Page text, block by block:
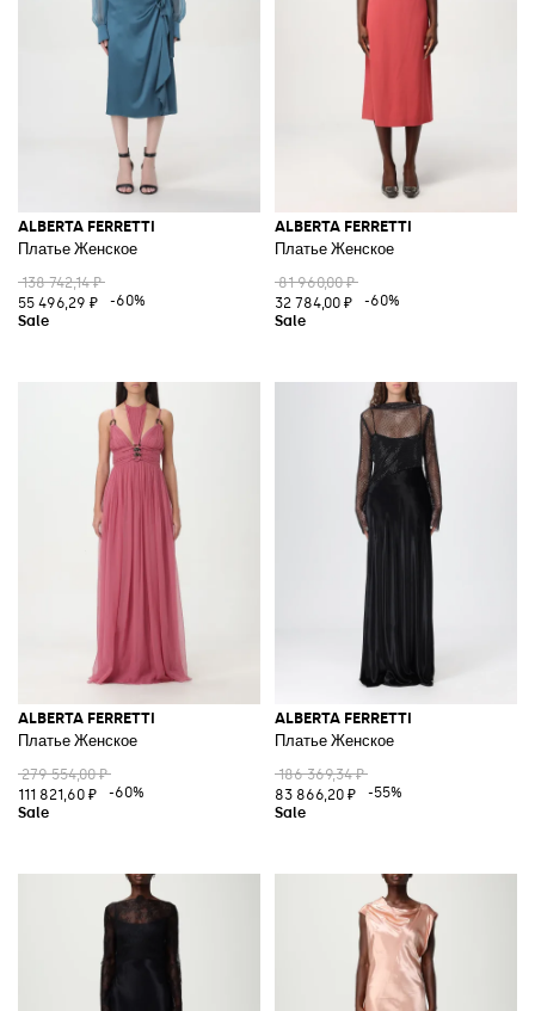
ALBERTA FERRETTI
Платье Женское
138 742,14 ₽
55 496,29 ₽
-60%
ALBERTA FERRETTI
Платье Женское
81 960,00 ₽
32 784,00 ₽
-60%
ALBERTA FERRETTI
Платье Женское
279 554,00 ₽
111 821,60 ₽
-60%
ALBERTA FERRETTI
Платье Женское
186 369,34 ₽
83 866,20 ₽
-55%